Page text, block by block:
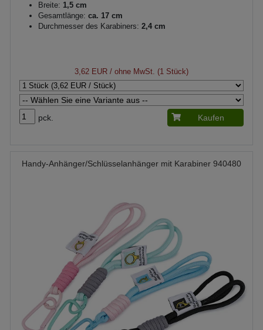
Breite: 1,5 cm
Gesamtlänge: ca. 17 cm
Durchmesser des Karabiners: 2,4 cm
3,62 EUR / ohne MwSt. (1 Stück)
pck. Kaufen
Handy-Anhänger/Schlüsselanhänger mit Karabiner 940480